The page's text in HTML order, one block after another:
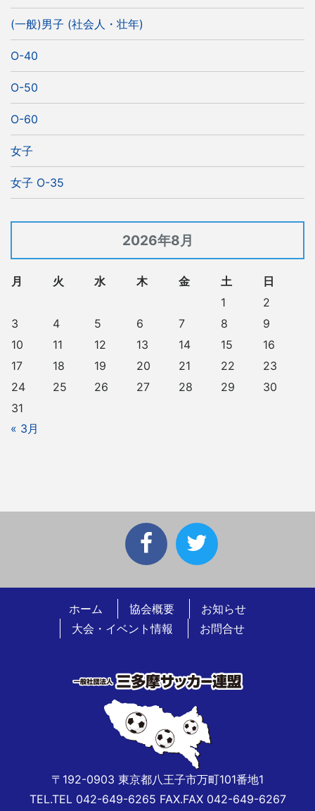
(一般)男子 (社会人・壮年)
O-40
O-50
O-60
女子
女子 O-35
2026年8月
月 火 水 木 金 土
日
1
2
3
4 5 6 7 8
9
10
11 12 13 14 15
16
17
18 19 20 21 22
23
24
25 26 27 28 29
30
31
« 3月
ホーム 協会概要
お知らせ
大会・イベント情報
お問合せ
〒192-0903 東京都八王子市万町101番地1
TEL.TEL 042-649-6265 FAX.FAX 042-649-6267